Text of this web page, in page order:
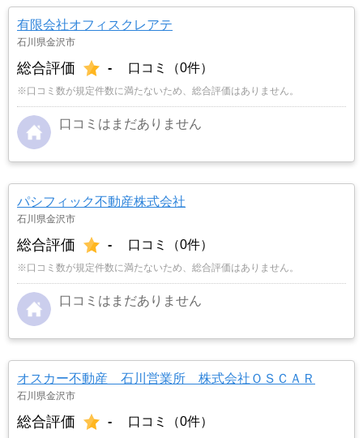
有限会社オフィスクレアテ
石川県金沢市
総合評価 - 口コミ（0件）
※口コミ数が規定件数に満たないため、総合評価はありません。
口コミはまだありません
パシフィック不動産株式会社
石川県金沢市
総合評価 - 口コミ（0件）
※口コミ数が規定件数に満たないため、総合評価はありません。
口コミはまだありません
オスカー不動産 石川営業所 株式会社ＯＳＣＡＲ
石川県金沢市
総合評価 - 口コミ（0件）